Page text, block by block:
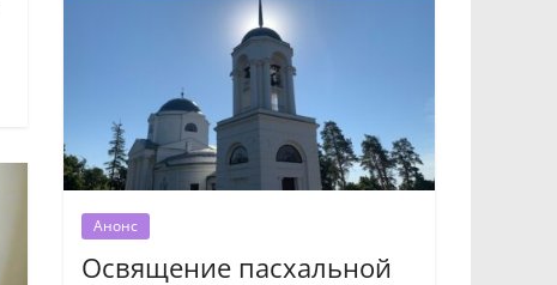
Анонс
Освящение пасхальной